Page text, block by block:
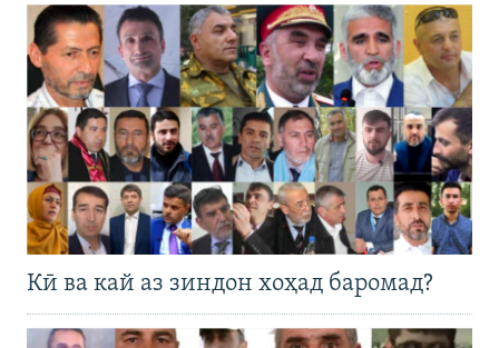
Кӣ ва кай аз зиндон хоҳад баромад?